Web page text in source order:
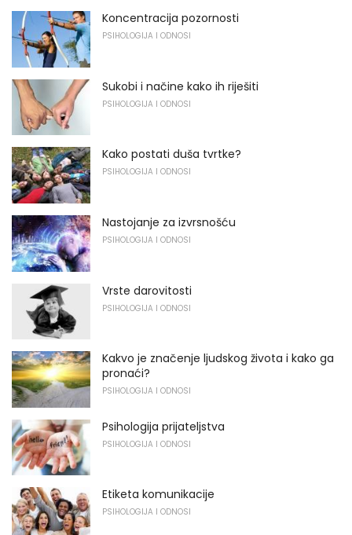
Koncentracija pozornosti
PSIHOLOGIJA I ODNOSI
Sukobi i načine kako ih riješiti
PSIHOLOGIJA I ODNOSI
Kako postati duša tvrtke?
PSIHOLOGIJA I ODNOSI
Nastojanje za izvrsnošću
PSIHOLOGIJA I ODNOSI
Vrste darovitosti
PSIHOLOGIJA I ODNOSI
Kakvo je značenje ljudskog života i kako ga
pronaći?
PSIHOLOGIJA I ODNOSI
Psihologija prijateljstva
PSIHOLOGIJA I ODNOSI
Etiketa komunikacije
PSIHOLOGIJA I ODNOSI